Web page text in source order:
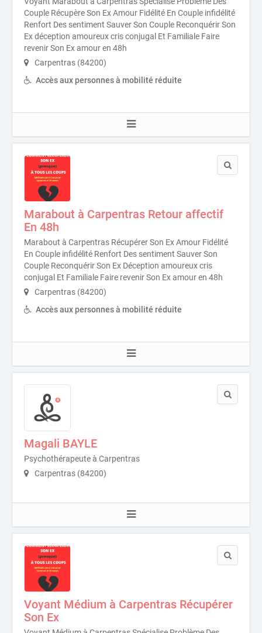
Couple Récupère Son Ex Amour Fidélité En Couple infidélité
Renfort Des sentiment Sauver Son Couple Reconquérir Son
Ex déception amoureux cris conjugal Et Familiale Faire
revenir Son Ex amour en 48h
Carpentras (84200)
Accès aux personnes à mobilité réduite
Marabout à Carpentras Retour affectif
En 48h
Marabout à Carpentras Récupérer Son Ex Amour Fidélité
En Couple infidélité Renfort Des sentiment Sauver Son
Couple Reconquérir Son Ex Déception amoureux cris
conjugal Et Familiale Faire revenir Son Ex amour en 48h
Carpentras (84200)
Accès aux personnes à mobilité réduite
Magali BAYLE
Psychothérapeute à Carpentras
Carpentras (84200)
Voyant Médium à Carpentras Récupérer
Son Ex